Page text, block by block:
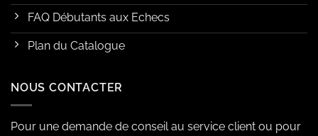
FAQ Débutants aux Echecs
Plan du Catalogue
NOUS CONTACTER
Pour une demande de conseil au service client ou pour